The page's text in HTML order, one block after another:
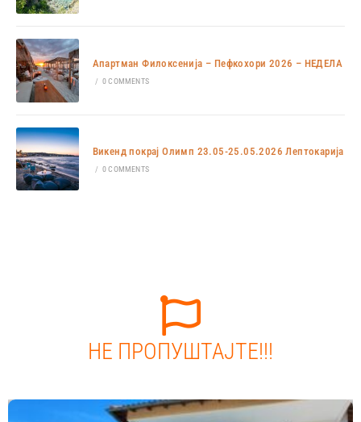
Апартман Филоксенија – Пефкохори 2026 – НЕДЕЛА
/ 0 COMMENTS
Викенд покрај Олимп 23.05-25.05.2026 Лептокарија
/ 0 COMMENTS
НЕ ПРОПУШТАЈТЕ!!!